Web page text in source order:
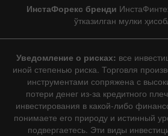
ИнстаФорекс бренди
ўтказилган мулки
Уведомление о рисках: все
иной степенью риска. Торговля
инструментами сопряжена с
потери денег из-за кредитного
инвестирования в какой-либо
понимаете его природу и истинный
подвергаетесь. Эти виды